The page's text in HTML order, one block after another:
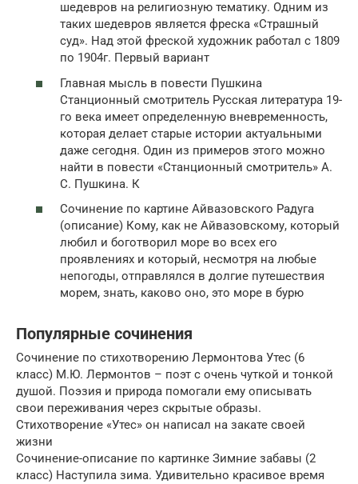
шедевров на религиозную тематику. Одним из
таких шедевров является фреска «Страшный
суд». Над этой фреской художник работал с 1809
по 1904г. Первый вариант
Главная мысль в повести Пушкина
Станционный смотритель Русская литература 19-
го века имеет определенную вневременность,
которая делает старые истории актуальными
даже сегодня. Один из примеров этого можно
найти в повести «Станционный смотритель» А.
С. Пушкина. К
Сочинение по картине Айвазовского Радуга
(описание) Кому, как не Айвазовскому, который
любил и боготворил море во всех его
проявлениях и который, несмотря на любые
непогоды, отправлялся в долгие путешествия
морем, знать, каково оно, это море в бурю
Популярные сочинения
Сочинение по стихотворению Лермонтова Утес (6
класс) М.Ю. Лермонтов – поэт с очень чуткой и тонкой
душой. Поэзия и природа помогали ему описывать
свои переживания через скрытые образы.
Стихотворение «Утес» он написал на закате своей
жизни
Сочинение-описание по картинке Зимние забавы (2
класс) Наступила зима. Удивительно красивое время